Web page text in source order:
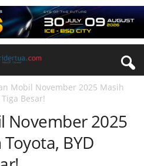
Mobil November 2025 Masih
Besar!
November 2025
BYD